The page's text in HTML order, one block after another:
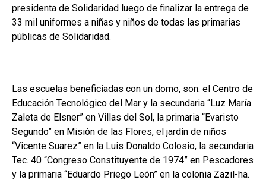
presidenta de Solidaridad luego de finalizar la entrega de
33 mil uniformes a niñas y niños de todas las primarias
públicas de Solidaridad.
Las escuelas beneficiadas con un domo, son: el Centro de
Educación Tecnológico del Mar y la secundaria “Luz María
Zaleta de Elsner” en Villas del Sol, la primaria “Evaristo
Segundo” en Misión de las Flores, el jardín de niños
“Vicente Suarez” en la Luis Donaldo Colosio, la secundaria
Tec. 40 “Congreso Constituyente de 1974” en Pescadores
y la primaria “Eduardo Priego León” en la colonia Zazil-ha.